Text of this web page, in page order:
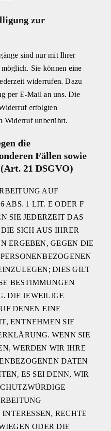
zur
sind nur mit Ihrer
Sie können eine
widerrufen. Dazu
per E-Mail an uns. Die
erfolgten
Widerruf unberührt.
die
Fällen sowie
21 DSGVO)
AUF
ABS. 1 LIT. E ODER F
SIE JEDERZEIT DAS
SICH AUS IHRER
ERGEBEN, GEGEN DIE
DIES GILT
BESTIMMUNGEN
DIE JEWEILIGE
DENEN EINE
ENTNEHMEN SIE
WENN SIE
WERDEN WIR IHRE
DATEN
ES SEI DENN, WIR
RECHTE
ODER DIE